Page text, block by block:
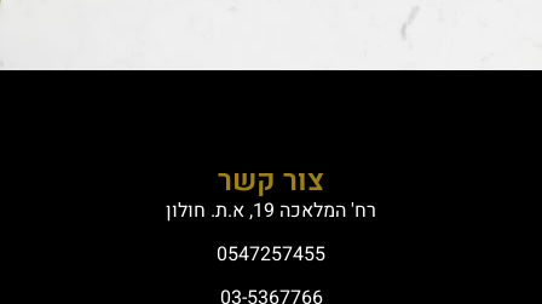
צור קשר
רח' המלאכה 19, א.ת. חולון
0547257455
03-5367766